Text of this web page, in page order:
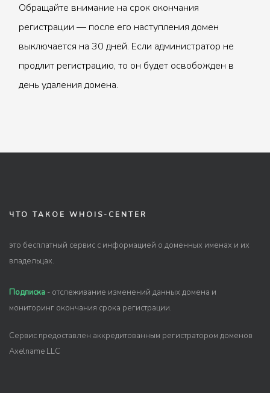
Обращайте внимание на срок окончания
регистрации — после его наступления домен
выключается на 30 дней. Если администратор не
продлит регистрацию, то он будет освобожден в
день удаления домена.
ЧТО ТАКОЕ WHOIS-CENTER
это бесплатный сервис с информацией о доменных именах и их
владельцах.
Подписка - отслеживание изменений данных домена и
мониторинг окончания срока регистрации.
Сервис предоставлен аккредитованным регистратором доменов
Axelname LLC